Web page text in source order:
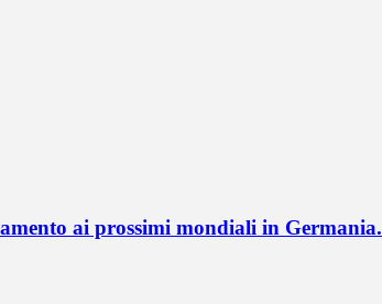
ai prossimi mondiali in Germania.